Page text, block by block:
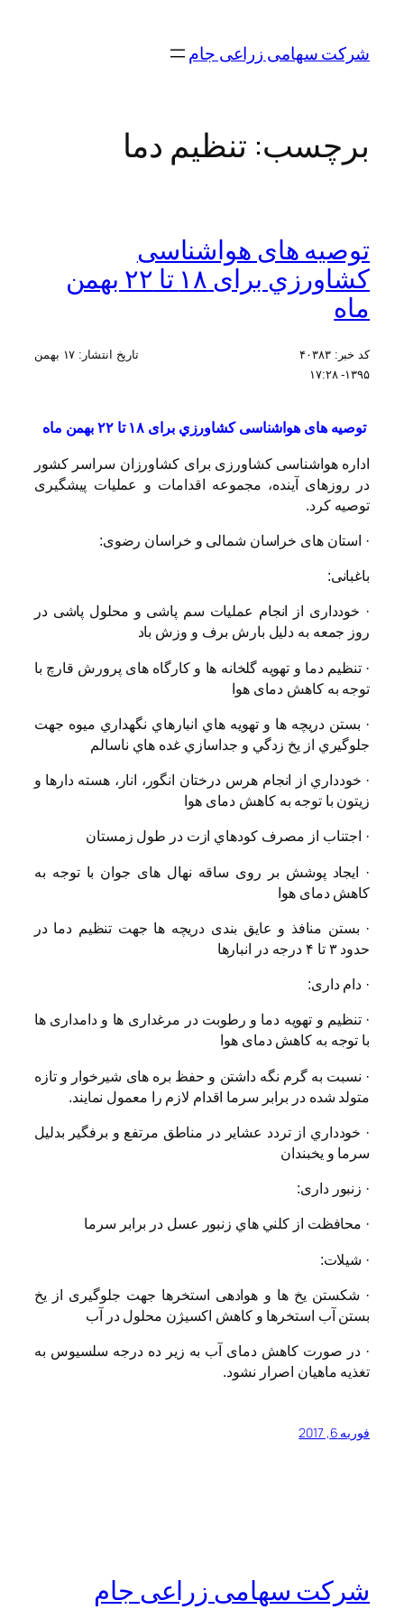
محتواشرکت سهامی زراعی جام
برچسب: تنظیم دما
توصیه های هواشناسی
کشاورزي برای ۱۸ تا ۲۲ بهمن
ماه
کد خبر:۴۰۳۸۳ تاریخ انتشار:
۱۷ بهمن
۱۳۹۵- ۱۷:۲۸
توصیه های هواشناسی کشاورزي برای ۱۸ تا ۲۲ بهمن ماه
اداره هواشناسی کشاورزی برای کشاورزان سراسر کشور
در روزهای آینده، مجموعه اقدامات و عملیات پیشگیری
توصیه کرد.
· استان های خراسان شمالی و خراسان رضوی:
باغبانی:
· خودداری از انجام عملیات سم پاشی و محلول پاشی در
روز جمعه به دلیل بارش برف و وزش باد
·تنظیم دما و تهویه گلخانه ها و کارگاه های پرورش قارچ با
توجه به کاهش دمای هوا
· بستن دريچه ها و تهويه هاي انبارهاي نگهداري ميوه جهت
جلوگيري از يخ زدگي و جداسازي غده هاي ناسالم
· خودداري از انجام هرس درختان انگور، انار، هسته دارها و
زيتون با توجه به کاهش دمای هوا
· اجتناب از مصرف كودهاي ازت در طول زمستان
·
ایجاد پوشش بر روی ساقه نهال های جوان با توجه به
کاهش دمای هوا
· بستن منافذ و عایق بندی دریچه ها جهت تنظیم دما در
حدود ۳ تا ۴ درجه در انبارها
· دام داری:
·تنظیم و تهویه دما و رطوبت در مرغداری ها و دامداری ها
با توجه به کاهش دمای هوا
· نسبت به گرم نگه داشتن و حفظ بره های شیرخوار و تازه
متولد شده در برابر سرما اقدام لازم را معمول نمایند.
· خودداري از تردد عشاير در مناطق مرتفع و برفگير بدليل
سرما و يخبندان
· زنبور داری:
· محافظت از كلني هاي زنبور عسل در برابر سرما
· شیلات:
· شکستن یخ ها و هوادهی استخرها جهت جلوگیری از یخ
بستن آب استخرها و کاهش اکسیژن محلول در آب
· در صورت کاهش دمای آب به زیر ده درجه سلسیوس به
تغذیه ماهیان اصرار نشود.
فوریه 6, 2017
شرکت سهامی زراعی جام